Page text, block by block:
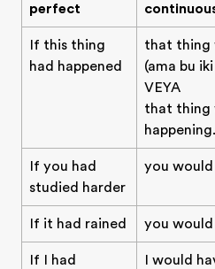
perfect
If this thing
had happened
that thing
(ama bu
VEYA
that thing
happening.
If you had
studied harder
you would
If it had rained you
If I had
I would